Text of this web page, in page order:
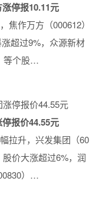
停报10.11元
焦作万方（000612）
超过9%，众源新材
等个股…
报价44.55元
拉升，兴发集团（60
价大涨超过6%，润
）…